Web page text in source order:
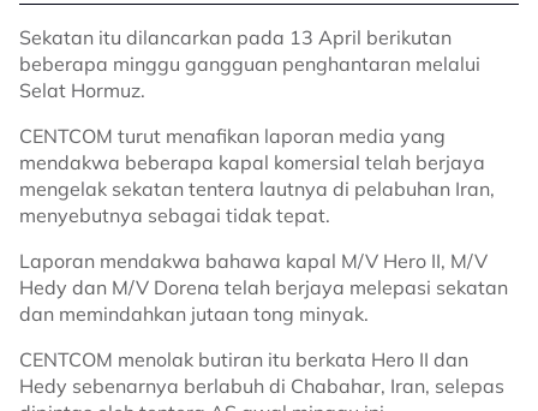
Sekatan itu dilancarkan pada 13 April berikutan
beberapa minggu gangguan penghantaran melalui
Selat Hormuz.
CENTCOM turut menafikan laporan media yang
mendakwa beberapa kapal komersial telah berjaya
mengelak sekatan tentera lautnya di pelabuhan Iran,
menyebutnya sebagai tidak tepat.
Laporan mendakwa bahawa kapal M/V Hero II, M/V
Hedy dan M/V Dorena telah berjaya melepasi sekatan
dan memindahkan jutaan tong minyak.
CENTCOM menolak butiran itu berkata Hero II dan
Hedy sebenarnya berlabuh di Chabahar, Iran, selepas